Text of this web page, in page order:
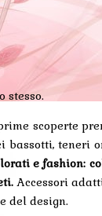
stesso.
scoperte
teneri
e fashion:
Accessori
del design.